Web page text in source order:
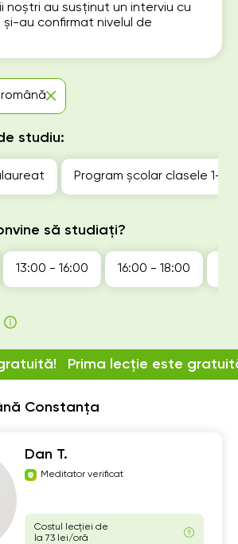
Constanța
Dan T.
Meditator verificat
Costul lecției de
la 73 lei/oră
Prima lecție este
noștri au susținut un interviu cu
au confirmat nivelul de
română
studiu:
Program școlar clasele 1-4
să studiați?
13:00 - 16:00 16:00 - 18:00